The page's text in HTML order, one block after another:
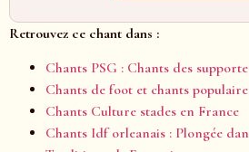
Retrouvez ce chant dans :
Chants PSG : Chants des
Chants de foot et chants
Chants Culture stades en France
Chants Idf orleanais : Plongée